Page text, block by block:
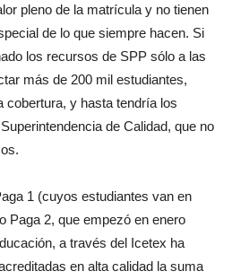
pleno de la matrícula y no tienen
de lo que siempre hacen. Si
los recursos de SPP sólo a las
más de 200 mil estudiantes,
cobertura, y hasta tendría los
de Calidad, que no
1 (cuyos estudiantes van en
Paga 2, que empezó en enero
a través del Icetex ha
en alta calidad la suma